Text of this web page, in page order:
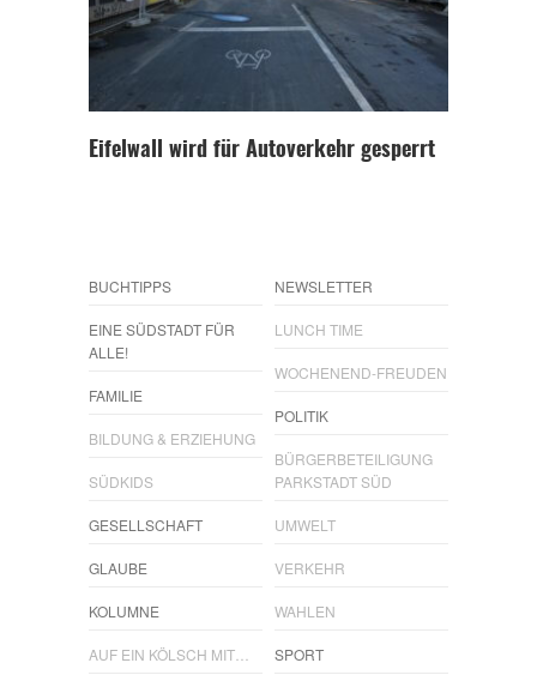
Eifelwall wird für Autoverkehr gesperrt
BUCHTIPPS
EINE SÜDSTADT FÜR
ALLE!
FAMILIE
BILDUNG & ERZIEHUNG
SÜDKIDS
GESELLSCHAFT
GLAUBE
KOLUMNE
AUF EIN KÖLSCH MIT…
NEWSLETTER
LUNCH TIME
WOCHENEND-FREUDEN
POLITIK
BÜRGERBETEILIGUNG
PARKSTADT SÜD
UMWELT
VERKEHR
WAHLEN
SPORT